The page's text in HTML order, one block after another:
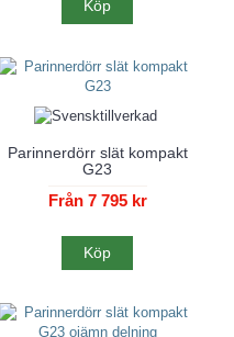
Köp
Parinnerdörr slät kompakt
G23
Från 7 795 kr
Köp